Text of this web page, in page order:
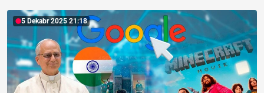
5 Dekabr 2025 21:18